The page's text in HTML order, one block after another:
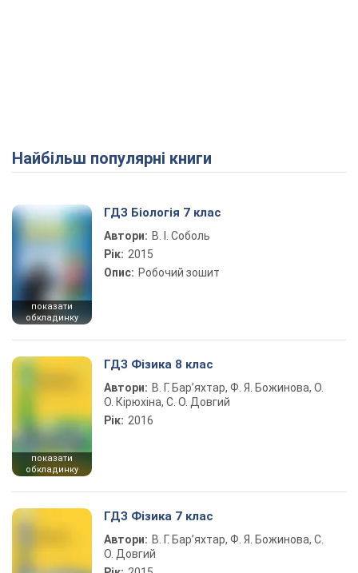
Найбільш популярні книги
показати
обкладинку
ГДЗ Біологія 7 клас
Автори: В. І. Соболь
Рік: 2015
Опис: Робочий зошит
показати
обкладинку
ГДЗ Фізика 8 клас
Автори: В. Г. Бар’яхтар, Ф. Я. Божинова, О.
О. Кірюхіна, С. О. Довгий
Рік: 2016
ГДЗ Фізика 7 клас
Автори: В. Г. Бар’яхтар, Ф. Я. Божинова, С.
О. Довгий